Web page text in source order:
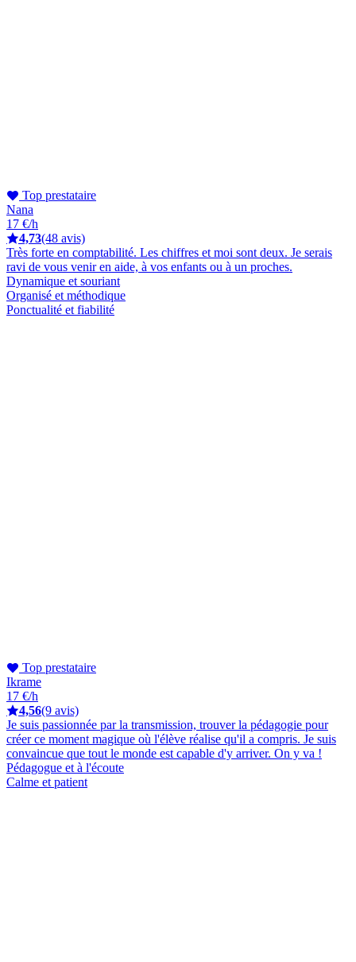
Top prestataire
Nana
17 €/h
4,73(48 avis)
Très forte en comptabilité. Les chiffres et moi sont deux. Je serais
ravi de vous venir en aide, à vos enfants ou à un proches.
Dynamique et souriant
Organisé et méthodique
Ponctualité et fiabilité
Top prestataire
Ikrame
17 €/h
4,56(9 avis)
Je suis passionnée par la transmission, trouver la pédagogie pour
créer ce moment magique où l'élève réalise qu'il a compris. Je suis
convaincue que tout le monde est capable d'y arriver. On y va !
Pédagogue et à l'écoute
Calme et patient